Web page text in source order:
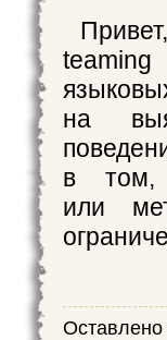
на
в том,
или
Оставлено